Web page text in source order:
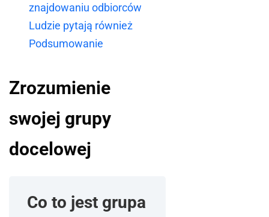
znajdowaniu odbiorców
Ludzie pytają również
Podsumowanie
Zrozumienie
swojej grupy
docelowej
Co to jest grupa